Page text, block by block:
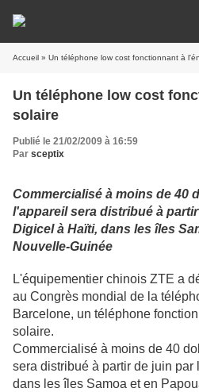
Accueil » Un téléphone low cost fonctionnant à
Un téléphone low cost
solaire
Publié le 21/02/2009 à 16:59
Par sceptix
Commercialisé à moins de 40
l'appareil sera distribué à
Digicel à Haïti, dans les îles
Nouvelle-Guinée
L'équipementier chinois ZTE a
au Congrès mondial de la
Barcelone, un téléphone
solaire.
Commercialisé à moins de 40
sera distribué à partir de juin
dans les îles Samoa et en